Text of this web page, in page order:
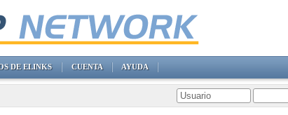
DE ELINKS CUENTA AYUDA